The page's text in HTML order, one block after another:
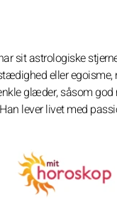
sit astrologiske
eller
glæder, såsom god
lever livet med